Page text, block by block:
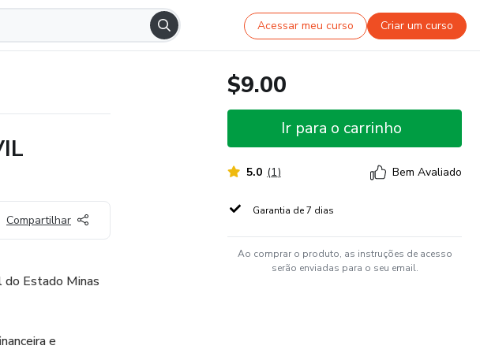
Acessar meu curso Criar um curso
Compartilhar
do Estado Minas
e
$9.00
Ir para o carrinho
5.0 (1) Bem Avaliado
Garantia de 7 dias
Ao comprar o produto, as instruções de acesso
serão enviadas para o seu email.